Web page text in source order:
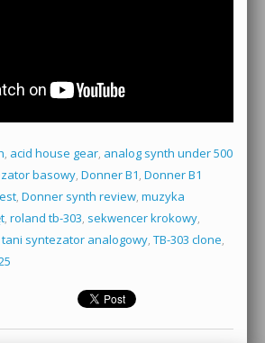
, acid house gear, analog synth under 500
basowy, Donner B1, Donner B1
, Donner synth review, muzyka
, roland tb-303, sekwencer krokowy,
tani syntezator analogowy, TB-303 clone,